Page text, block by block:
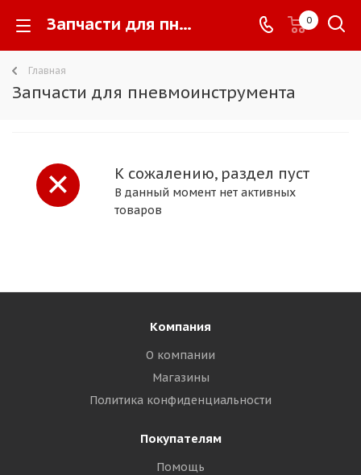
Запчасти для пневмоинструмента - 0
Главная
Запчасти для пневмоинструмента
К сожалению, раздел пуст
В данный момент нет активных
товаров
Компания
О компании
Магазины
Политика конфиденциальности
Покупателям
Помощь